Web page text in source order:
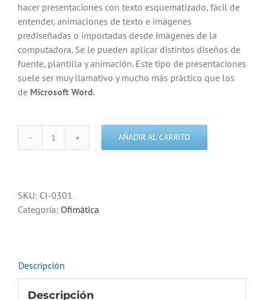
hacer presentaciones con texto esquematizado, fácil de
entender, animaciones de texto e imágenes
prediseñadas o importadas desde imágenes de la
computadora. Se le pueden aplicar distintos diseños de
fuente, plantilla y animación. Este tipo de presentaciones
suele ser muy llamativo y mucho más práctico que los
de Microsoft Word.
Curso
Point
2016
AÑADIR AL CARRITO
SKU: CI-0301
Categoría: Ofimática
Descripción
Descripción